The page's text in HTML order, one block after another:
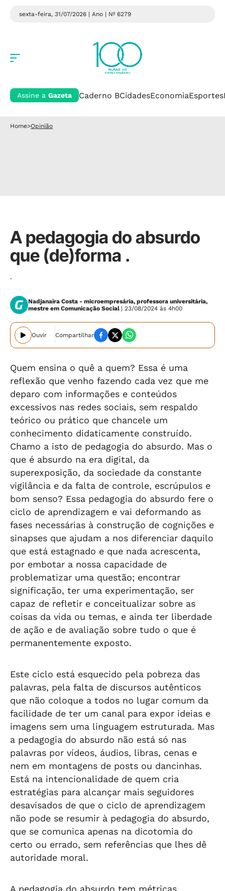
sexta-feira, 31/07/2026 | Ano | Nº 6279
Assine a Gazeta Caderno BCidadesEconomiaEsportes
Home>Opinião
A pedagogia do absurdo
que (de)forma .
.
Nadjanaira Costa - microempresária, professora universitária,
mestre em Comunicação Social | 23/08/2024 às 4h00
Ouvir Compartilhar
Quem ensina o quê a quem? Essa é uma
reflexão que venho fazendo cada vez que me
deparo com informações e conteúdos
excessivos nas redes sociais, sem respaldo
teórico ou prático que chancele um
conhecimento didaticamente construído.
Chamo a isto de pedagogia do absurdo. Mas o
que é absurdo na era digital, da
superexposição, da sociedade da constante
vigilância e da falta de controle, escrúpulos e
bom senso? Essa pedagogia do absurdo fere o
ciclo de aprendizagem e vai deformando as
fases necessárias à construção de cognições e
sinapses que ajudam a nos diferenciar daquilo
que está estagnado e que nada acrescenta,
por embotar a nossa capacidade de
problematizar uma questão; encontrar
significação, ter uma experimentação, ser
capaz de refletir e conceitualizar sobre as
coisas da vida ou temas, e ainda ter liberdade
de ação e de avaliação sobre tudo o que é
permanentemente exposto.
Este ciclo está esquecido pela pobreza das
palavras, pela falta de discursos autênticos
que não coloque a todos no lugar comum da
facilidade de ter um canal para expor ideias e
imagens sem uma linguagem estruturada. Mas
a pedagogia do absurdo não está só nas
palavras por vídeos, áudios, libras, cenas e
nem em montagens de posts ou dancinhas.
Está na intencionalidade de quem cria
estratégias para alcançar mais seguidores
desavisados de que o ciclo de aprendizagem
não pode se resumir à pedagogia do absurdo,
que se comunica apenas na dicotomia do
certo ou errado, sem referências que lhes dê
autoridade moral.
A pedagogia do absurdo tem métricas,